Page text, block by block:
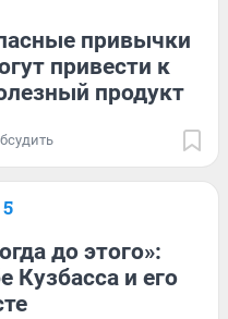
привычки
привести к
продукт
до этого»:
Кузбасса и его